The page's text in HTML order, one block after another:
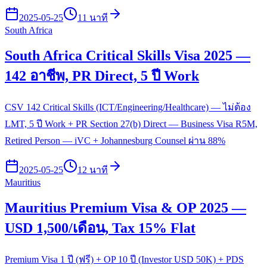
2025-05-25
11 นาที
South Africa
South Africa Critical Skills Visa 2025 —
142 อาชีพ, PR Direct, 5 ปี Work
CSV 142 Critical Skills (ICT/Engineering/Healthcare) — ไม่ต้อง
LMT, 5 ปี Work + PR Section 27(b) Direct — Business Visa R5M,
Retired Person — iVC + Johannesburg Counsel ผ่าน 88%
2025-05-25
12 นาที
Mauritius
Mauritius Premium Visa & OP 2025 —
USD 1,500/เดือน, Tax 15% Flat
Premium Visa 1 ปี (ฟรี) + OP 10 ปี (Investor USD 50K) + PDS